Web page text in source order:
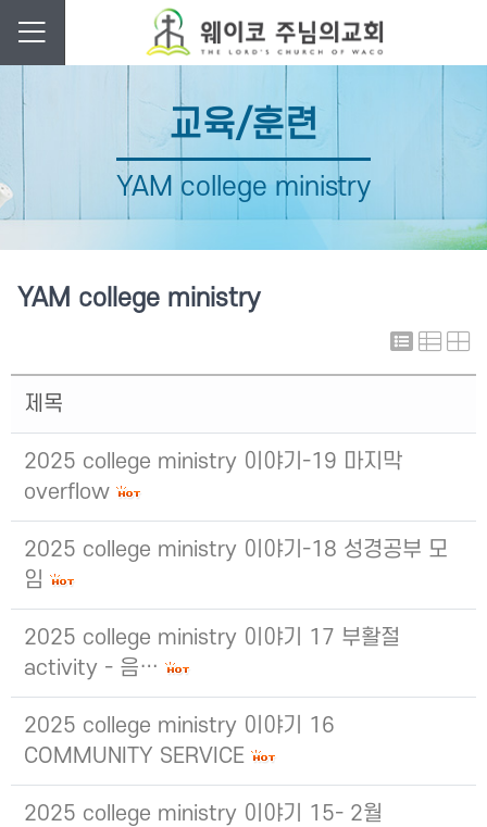
교육/훈련
YAM college ministry
YAM college ministry
제목
2025 college ministry 이야기-19 마지막
overflow
2025 college ministry 이야기-18 성경공부 모
임
2025 college ministry 이야기 17 부활절
activity - 음…
2025 college ministry 이야기 16
COMMUNITY SERVICE
2025 college ministry 이야기 15- 2월